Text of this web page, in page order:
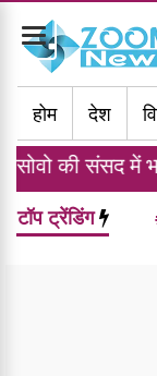
Toggle
navigation
होम
देश
में भारी हंगामा,
टॉप ट्रेंडिंग